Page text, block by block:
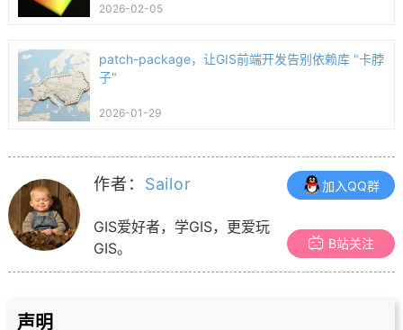
2026-02-05
patch-package，让GIS前端开发告别依赖库 "卡脖
子"
2026-01-29
作者： Sailor
GIS爱好者，学GIS，更爱玩
GIS。
加入QQ群
B站关注
声明